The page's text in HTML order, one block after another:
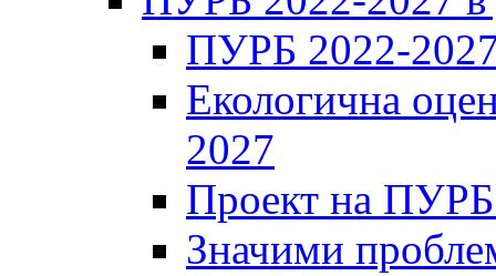
ПУРБ 2022-
Екологична
2027
Проект на
Значими